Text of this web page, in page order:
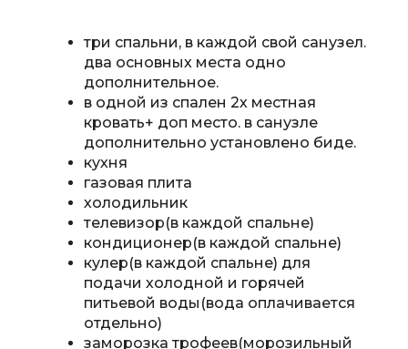
три спальни, в каждой свой санузел.
два основных места одно
дополнительное.
в одной из спален 2х местная
кровать+ доп место. в санузле
дополнительно установлено биде.
кухня
газовая плита
холодильник
телевизор(в каждой спальне)
кондиционер(в каждой спальне)
кулер(в каждой спальне) для
подачи холодной и горячей
питьевой воды(вода оплачивается
отдельно)
заморозка трофеев(морозильный